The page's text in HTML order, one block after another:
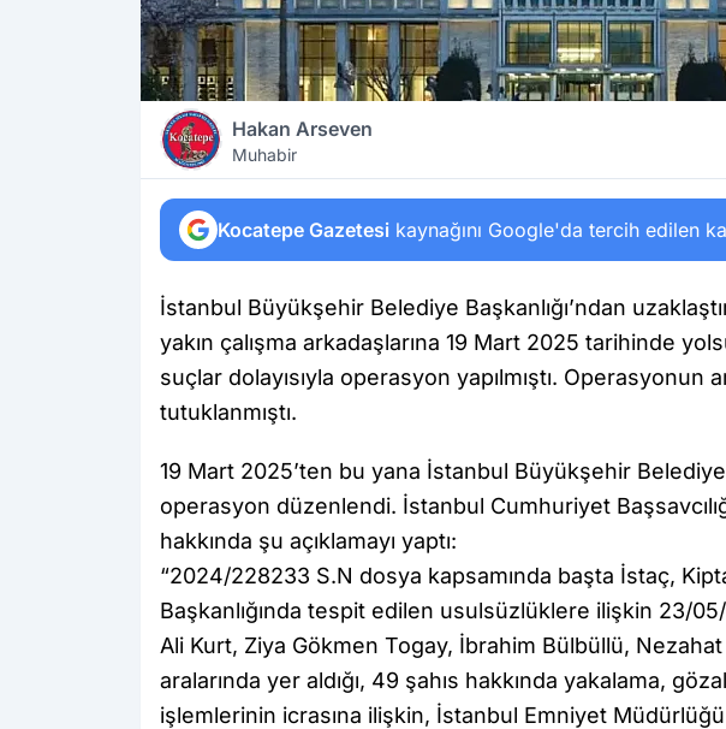
Hakan Arseven
Muhabir
Kocatepe Gazetesi kaynağını Google'da tercih edilen
İstanbul Büyükşehir Belediye Başkanlığı’ndan
yakın çalışma arkadaşlarına 19 Mart 2025 tarihinde
suçlar dolayısıyla operasyon yapılmıştı. Operasyonun
tutuklanmıştı.
19 Mart 2025’ten bu yana İstanbul Büyükşehir
operasyon düzenlendi. İstanbul Cumhuriyet
hakkında şu açıklamayı yaptı:
“2024/228233 S.N dosya kapsamında başta İstaç,
Başkanlığında tespit edilen usulsüzlüklere ilişkin 23/
Ali Kurt, Ziya Gökmen Togay, İbrahim Bülbüllü, Nezahat
aralarında yer aldığı, 49 şahıs hakkında yakalama,
işlemlerinin icrasına ilişkin, İstanbul Emniyet